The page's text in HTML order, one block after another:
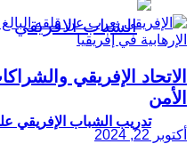
الاتحاد الإفريقي
الأمن
أكتوبر 22, 2024